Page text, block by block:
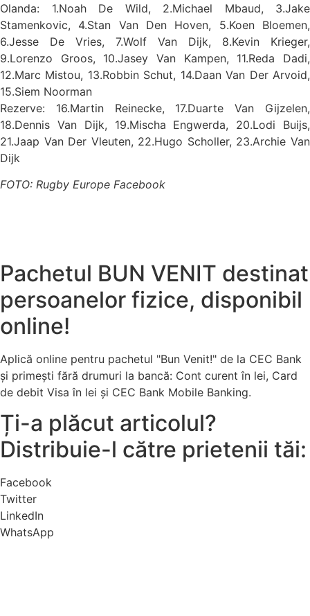
Olanda: 1.Noah De Wild, 2.Michael Mbaud, 3.Jake
Stamenkovic, 4.Stan Van Den Hoven, 5.Koen Bloemen,
6.Jesse De Vries, 7.Wolf Van Dijk, 8.Kevin Krieger,
9.Lorenzo Groos, 10.Jasey Van Kampen, 11.Reda Dadi,
12.Marc Mistou, 13.Robbin Schut, 14.Daan Van Der Arvoid,
15.Siem Noorman
Rezerve: 16.Martin Reinecke, 17.Duarte Van Gijzelen,
18.Dennis Van Dijk, 19.Mischa Engwerda, 20.Lodi Buijs,
21.Jaap Van Der Vleuten, 22.Hugo Scholler, 23.Archie Van
Dijk
FOTO: Rugby Europe Facebook
Pachetul BUN VENIT destinat
persoanelor fizice, disponibil
online!
Aplică online pentru pachetul "Bun Venit!" de la CEC Bank
și primești fără drumuri la bancă: Cont curent în lei, Card
de debit Visa în lei și CEC Bank Mobile Banking.​
Ți-a plăcut articolul?
Distribuie-l către prietenii tăi:
Facebook
Twitter
LinkedIn
WhatsApp